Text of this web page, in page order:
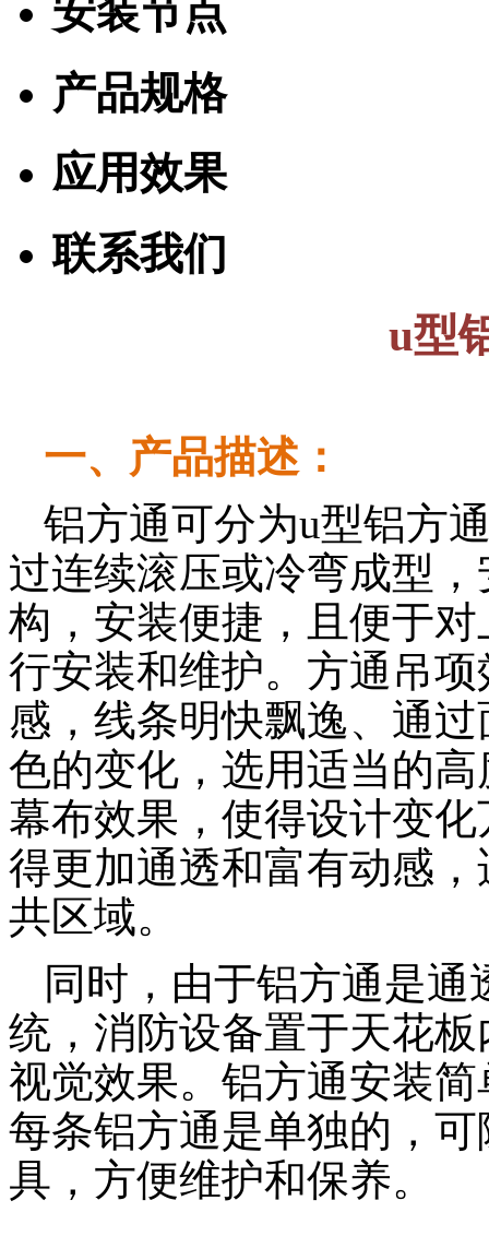
安装节点
产品规格
应用效果
联系我们
u型
一、产品描述：
铝方通可分为u型铝方
过连续滚压或冷弯成型
构，安装便捷，且便于
行安装和维护。方通吊
感，线条明快飘逸、通
色的变化，选用适当的
幕布效果，使得设计变
得更加通透和富有动感
共区域。
同时，由于铝方通是
统，消防设备置于天花
视觉效果。铝方通安装
每条铝方通是单独的，
具，方便维护和保养。